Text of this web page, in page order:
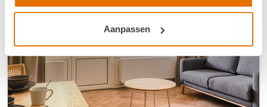
Aanpassen